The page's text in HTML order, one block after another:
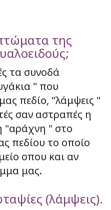
της
τα συνοδά
" που
πεδίο, "λάμψεις "
σαν αστραπές η
"αράχνη " στο
πεδίου το οποίο
οπου και αν
μας.
(λάμψεις).